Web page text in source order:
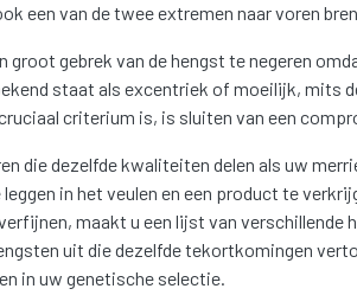
een van de twee extremen naar voren
groot gebrek van de hengst te negeren
staat als excentriek of moeilijk,
criterium is, is sluiten van een
die dezelfde kwaliteiten delen als uw
in het veulen en een product te
maakt u een lijst van
uit die dezelfde tekortkomingen
in uw genetische selectie.